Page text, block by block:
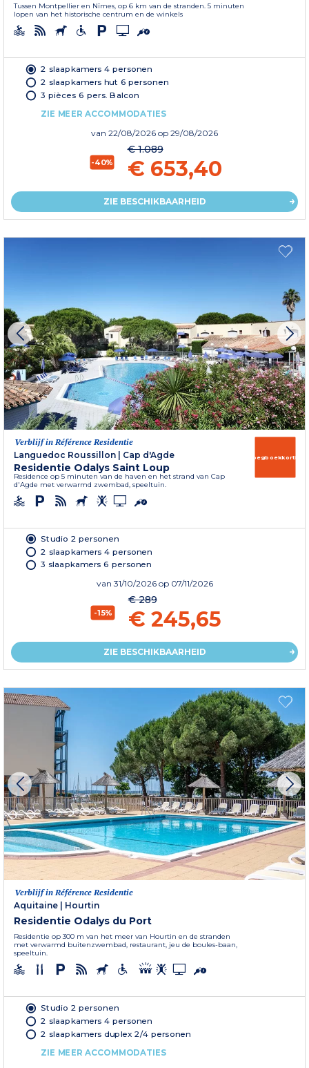
Tussen Montpellier en Nîmes, op 6 km van de stranden. 5 minuten
lopen van het historische centrum en de winkels
2 slaapkamers 4 personen
2 slaapkamers hut 6 personen
3 pièces 6 pers. Balcon
ZIE MEER ACCOMMODATIES
van 22/08/2026 op 29/08/2026
-40%
€ 1.089
€ 653,40
ZIE BESCHIKBAARHEID
Verblijf in Référence Residentie
Languedoc Roussillon | Cap d'Agde
Residentie Odalys Saint Loup
Residence op 5 minuten van de haven en het strand van Cap
d'Agde met verwarmd zwembad, speeltuin.
Vroegboekkorting
Studio 2 personen
2 slaapkamers 4 personen
3 slaapkamers 6 personen
van 31/10/2026 op 07/11/2026
-15%
€ 289
€ 245,65
ZIE BESCHIKBAARHEID
Verblijf in Référence Residentie
Aquitaine
Hourtin
Residentie Odalys du Port
Residentie op 300 m van het meer van Hourtin en de stranden
met verwarmd buitenzwembad, restaurant, jeu de boules-baan,
speeltuin.
Studio 2 personen
2 slaapkamers 4 personen
2 slaapkamers duplex 2/4 personen
ZIE MEER ACCOMMODATIES